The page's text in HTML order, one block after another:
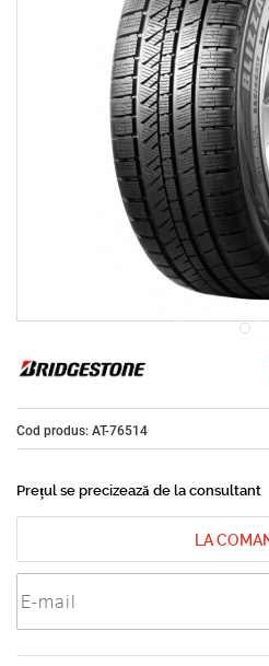
Cod produs: AT-76514
Prețul se precizează de la consultant
LA